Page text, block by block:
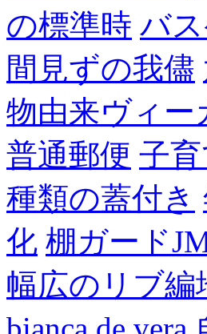
の標準時 バ
間見ずの我儘
物由来ヴィー
普通郵便 子
種類の蓋付き
化 棚ガード
幅広のリブ